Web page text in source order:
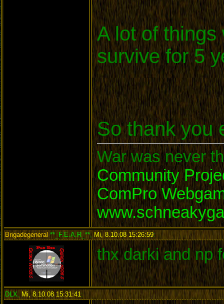
A lot of things
survive for 5
So thank you
War was never
Community
ComPro
Brigadegeneral**_F.E.A.R_**, Mi, 8.10.08 15:26:59:
thx darki and np
DLX Mi, 8.10.08 15:31:41 :